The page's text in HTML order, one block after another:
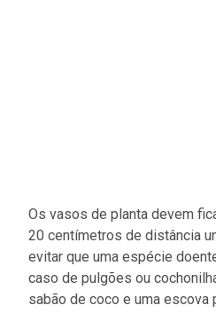
Os vasos de planta devem
20 centímetros de distância
evitar que uma espécie
caso de pulgões ou
sabão de coco e uma escova